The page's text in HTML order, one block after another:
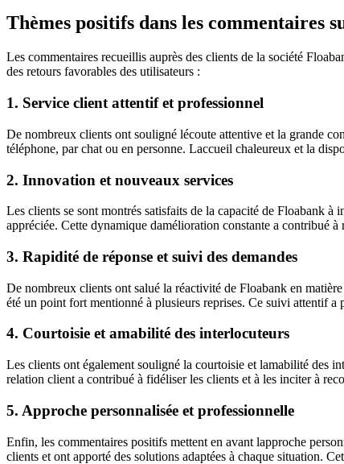
Thèmes positifs dans les commentaires
Les commentaires recueillis auprès des clients de la société
des retours favorables des utilisateurs :
1. Service client attentif et professionnel
De nombreux clients ont souligné lécoute attentive et la grande
téléphone, par chat ou en personne. Laccueil chaleureux et la
2. Innovation et nouveaux services
Les clients se sont montrés satisfaits de la capacité de Floabank
appréciée. Cette dynamique damélioration constante a contribué
3. Rapidité de réponse et suivi des demandes
De nombreux clients ont salué la réactivité de Floabank en
été un point fort mentionné à plusieurs reprises. Ce suivi attentif
4. Courtoisie et amabilité des interlocuteurs
Les clients ont également souligné la courtoisie et lamabilité des
relation client a contribué à fidéliser les clients et à les inciter à
5. Approche personnalisée et professionnelle
Enfin, les commentaires positifs mettent en avant lapproche
clients et ont apporté des solutions adaptées à chaque situation.